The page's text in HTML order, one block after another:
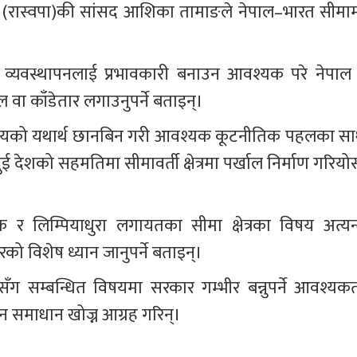
(रास्वपा)की सांसद आशिका तामाङले नेपाल–भारत
प्रभावकारी बनाउन आवश्यक परे
वा काँडेतार लगाउनुपर्ने बताइन्।
यथार्थ छानबिन गरी आवश्यक कूटनीतिक पहलका
सहमतिमा सीमावर्ती क्षेत्रमा पर्खाल निर्माण
लिम्पियाधुरा लगायतका सीमा क्षेत्रका विषय
विशेष ध्यान जानुपर्ने बताइन्।
सम्बन्धित विषयमा सरकार गम्भीर बन्नुपर्ने
खोज्न आग्रह गरिन्।